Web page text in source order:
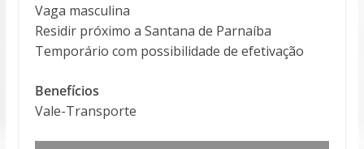
Vaga masculina
Residir próximo a Santana de Parnaíba
Temporário com possibilidade de efetivação
Benefícios
Vale-Transporte